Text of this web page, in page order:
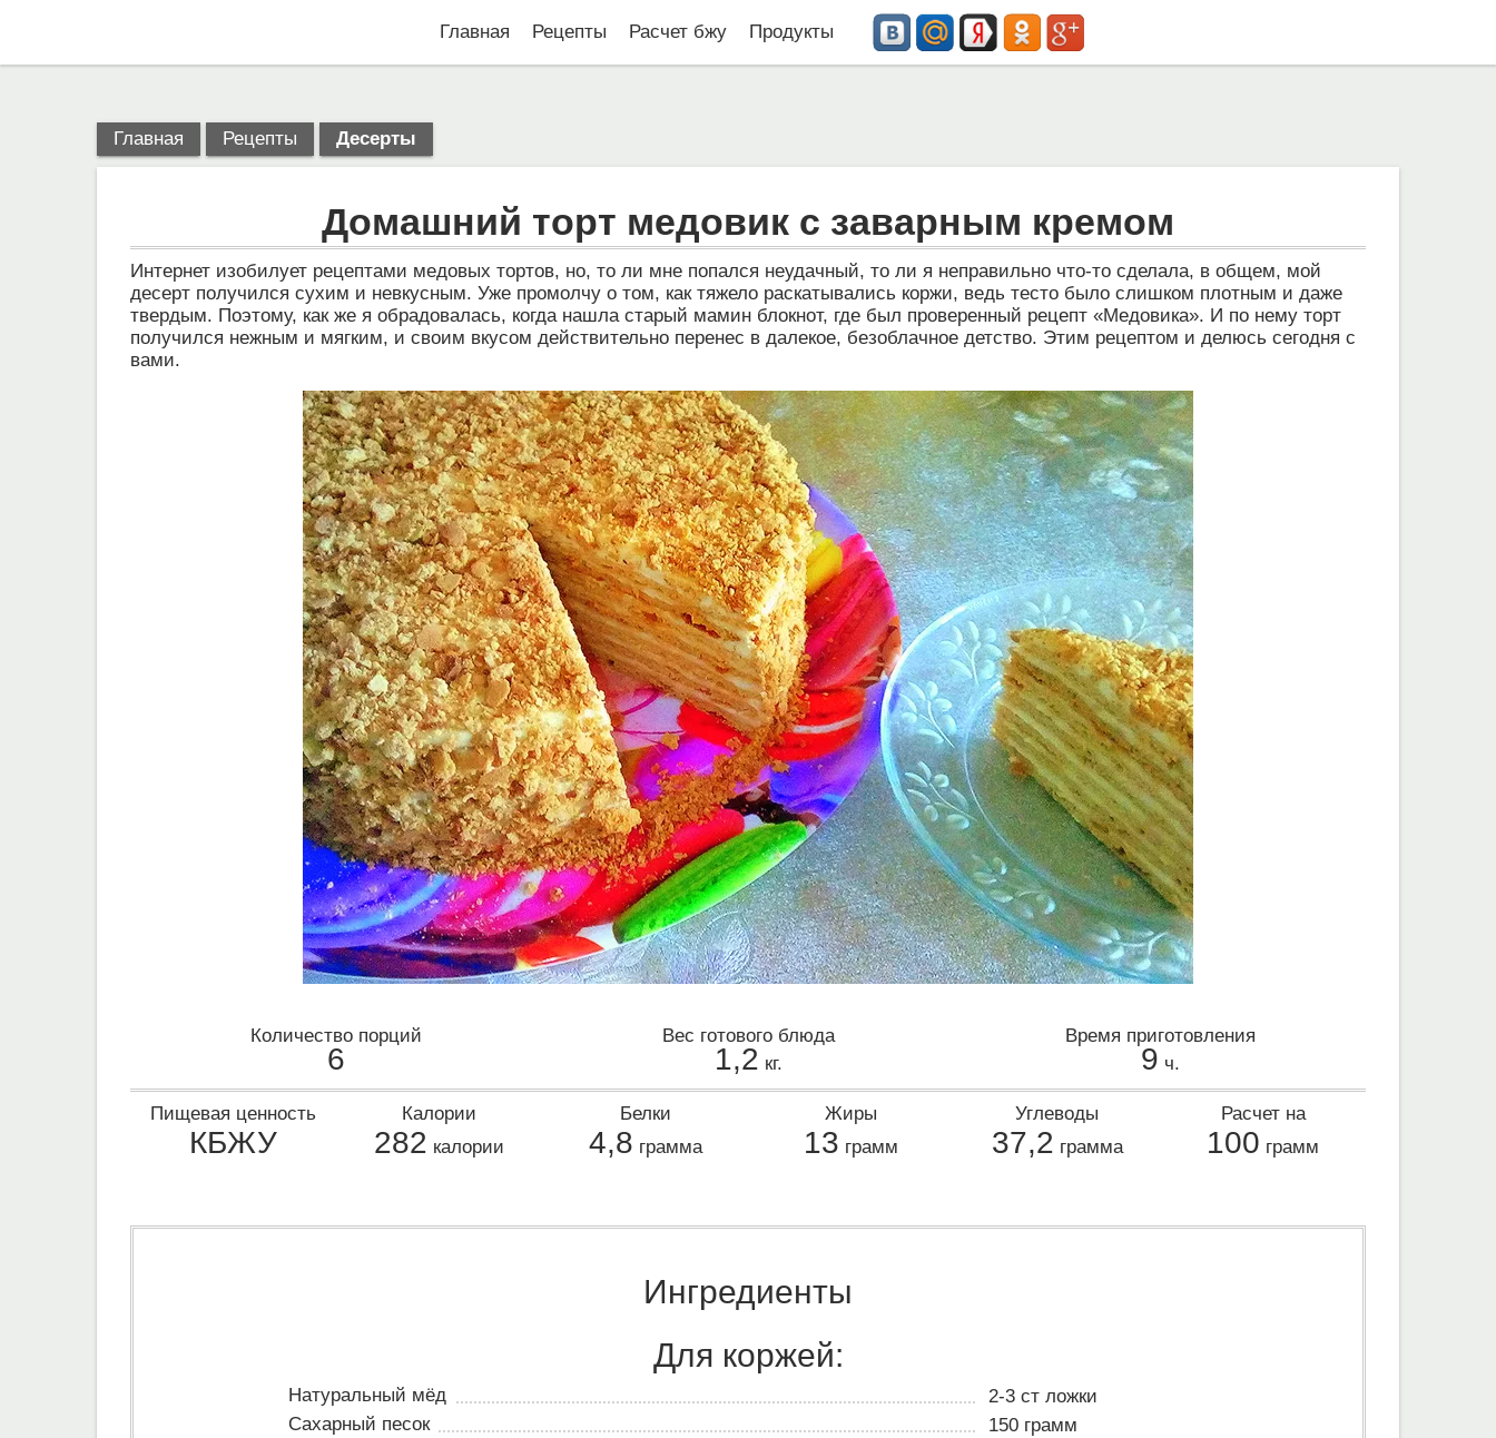
Главная Рецепты Расчет бжу Продукты
Главная Рецепты Десерты
Домашний торт медовик с заварным кремом
Интернет изобилует рецептами медовых тортов, но, то ли мне попался неудачный, то ли я неправильно что-то сделала, в общем, мой
десерт получился сухим и невкусным. Уже промолчу о том, как тяжело раскатывались коржи, ведь тесто было слишком плотным и даже
твердым. Поэтому, как же я обрадовалась, когда нашла старый мамин блокнот, где был проверенный рецепт «Медовика». И по нему торт
получился нежным и мягким, и своим вкусом действительно перенес в далекое, безоблачное детство. Этим рецептом и делюсь сегодня с
вами.
Количество порций
6
Вес готового блюда
1,2 кг.
Время приготовления
9 ч.
Пищевая ценность
КБЖУ
Калории
282 калории
Белки
4,8 грамма
Жиры
13 грамм
Углеводы
37,2 грамма
Расчет на
100 грамм
Ингредиенты
Для коржей:
Натуральный мёд
2-3 ст ложки
Сахарный песок
150 грамм